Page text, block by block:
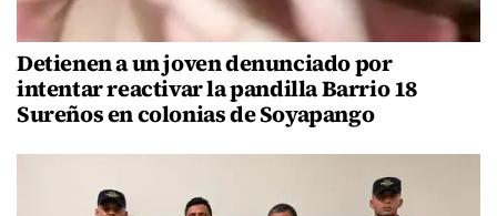
Detienen a un joven denunciado por
intentar reactivar la pandilla Barrio 18
Sureños en colonias de Soyapango